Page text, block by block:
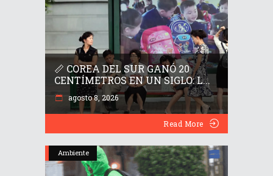
📏 COREA DEL SUR GANÓ 20
CENTÍMETROS EN UN SIGLO: L...
agosto 8, 2026
Read More
Ambiente